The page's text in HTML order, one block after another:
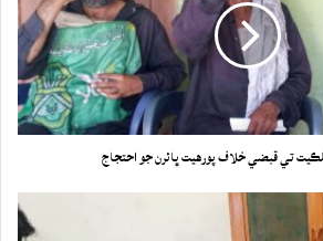
تي قبضي خلاف پورهيت ڀائرن جو احتجاج